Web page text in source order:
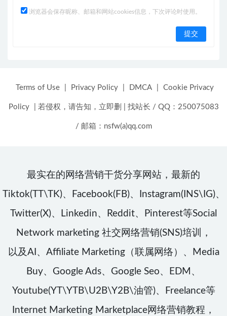
浏览器会保存昵称、邮箱和网站cookies信息，下次评论时使用。
Terms of Use Privacy Policy DMCA Cookie Privacy
Policy 若侵权，请告知，立即删 找站长 / QQ：250075083
/ 邮箱：nsfw(a)qq.com
最实在的网络营销干货分享网站，最新的
Tiktok(TT\TK)、Facebook(FB)、Instagram(INS\IG)、
Twitter(X)、Linkedin、Reddit、Pinterest等Social
Network marketing 社交网络营销(SNS)培训，
以及AI、Affiliate Marketing（联属网络）、Media
Buy、Google Ads、Google Seo、EDM、
Youtube(YT\YTB\U2B\Y2B\油管)、Freelance等
Internet Marketing Marketplace网络营销教程，